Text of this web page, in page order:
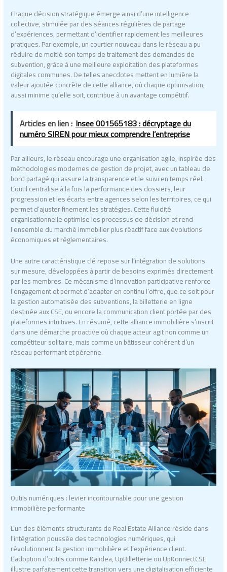
Chaque décision stratégique émerge ainsi d’une intelligence
collective, stimulée par des séances régulières de partage
d’expériences, permettant d’identifier rapidement les meilleures
pratiques. Par exemple, un courtier nouveau dans le réseau a pu
réduire de moitié son temps de traitement des demandes de
subvention, grâce à une meilleure exploitation des plateformes
digitales communes. De telles anecdotes mettent en lumière la
valeur ajoutée concrète de cette alliance, où chaque optimisation,
aussi minime qu’elle soit, contribue à un avantage compétitif.
Articles en lien : Insee 001565183 : décryptage du
numéro SIREN pour mieux comprendre l’entreprise
Par ailleurs, le réseau encourage une organisation agile, inspirée des
méthodologies modernes de gestion de projet, avec un tableau de
bord partagé qui assure la transparence et le suivi en temps réel.
L’outil centralise à la fois la performance des dossiers, leur
progression et les écarts entre agences selon les territoires, ce qui
permet d’ajuster finement les stratégies. Cette fluidité
organisationnelle optimise les processus de décision et rend
l’ensemble du marché immobilier plus réactif face aux évolutions
économiques et réglementaires.
Une autre caractéristique clé repose sur l’intégration de solutions
sur mesure, développées à partir de besoins exprimés directement
par les membres. Ce mécanisme d’innovation participative renforce
l’engagement et permet d’adapter en continu l’offre, que ce soit pour
la gestion automatisée des subventions, la billetterie en ligne
destinée aux CSE, ou encore la communication client portée par des
plateformes intuitives. En résumé, cette alliance immobilière s’inscrit
dans une démarche proactive où chaque acteur agit non comme un
compétiteur solitaire, mais comme un bâtisseur cohérent d’un
réseau performant et pérenne.
Outils numériques : levier incontournable pour une gestion
immobilière performante
L’un des éléments structurants de Real Estate Alliance réside dans
l’intégration poussée des technologies numériques, qui
révolutionnent la gestion immobilière et l’expérience client.
L’adoption d’outils comme Kalidea, UpBilletterie ou UpKonnectCSE
illustre parfaitement cette transition vers une digitalisation efficiente